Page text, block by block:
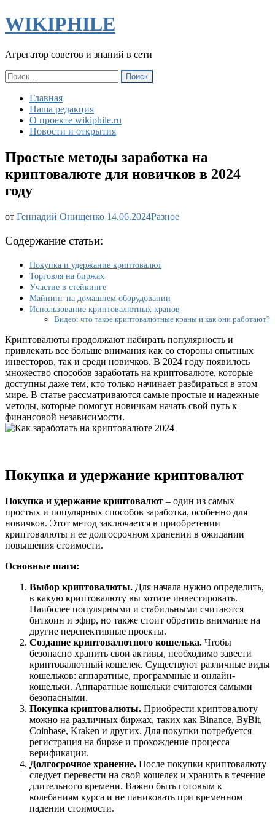
WIKIPHILE
Агрегатор советов и знаний в сети
Найти:
Главная
Наша редакция
О проекте wikiphile.ru
Новости и открытия
Простые методы заработка на
криптовалюте для новичков в 2024
году
от Геннадий Онищенко 14.06.2024Простые
для
2024
году
Разное
Содержание статьи:
Покупка и удержание криптовалют
Торговля на биржах
Участие в стейкинге
Майнинг на домашнем оборудовании
Использование криптовалютных кранов
Видео: что такое криптовалютные краны и как они работают?
Криптовалюты продолжают набирать популярность и
привлекать все больше внимания как со стороны опытных
инвесторов, так и среди новичков. В 2024 году появилось
множество способов заработать на криптовалюте, которые
доступны даже тем, кто только начинает разбираться в этом
мире. В статье рассматриваются самые простые и надежные
методы, которые помогут новичкам начать свой путь к
финансовой независимости.
Покупка и удержание криптовалют
Покупка и удержание криптовалют – один из самых
простых и популярных способов заработка, особенно для
новичков. Этот метод заключается в приобретении
криптовалюты и ее долгосрочном хранении в ожидании
повышения стоимости.
Основные шаги:
Выбор криптовалюты. Для начала нужно определить,
в какую криптовалюту вы хотите инвестировать.
Наиболее популярными и стабильными считаются
биткоин и эфир, но также стоит обратить внимание на
другие перспективные проекты.
Создание криптовалютного кошелька. Чтобы
безопасно хранить свои активы, необходимо завести
криптовалютный кошелек. Существуют различные виды
кошельков: аппаратные, программные и онлайн-
кошельки. Аппаратные кошельки считаются самыми
безопасными.
Покупка криптовалюты. Приобрести криптовалюту
можно на различных биржах, таких как Binance, ByBit,
Coinbase, Kraken и других. Для покупки потребуется
регистрация на бирже и прохождение процесса
верификации.
Долгосрочное хранение. После покупки криптовалюту
следует перевести на свой кошелек и хранить в течение
длительного времени. Важно быть готовым к
колебаниям курса и не паниковать при временном
падении стоимости.